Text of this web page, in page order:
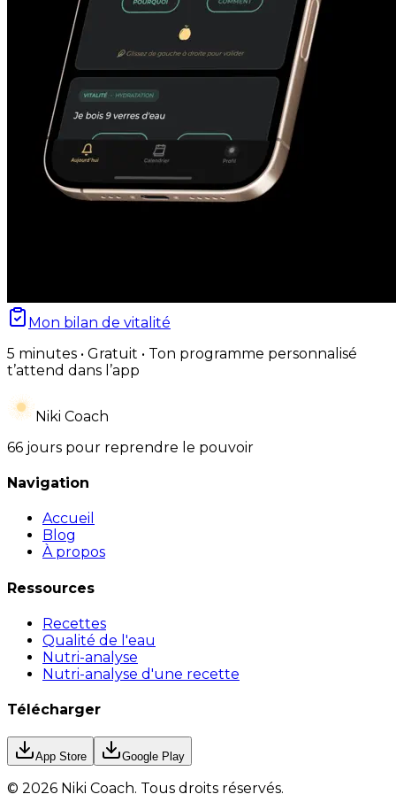
Mon bilan de vitalité
5 minutes • Gratuit • Ton programme personnalisé
t’attend dans l’app
Niki Coach
66 jours pour reprendre le pouvoir
Navigation
Accueil
Blog
À propos
Ressources
Recettes
Qualité de l'eau
Nutri-analyse
Nutri-analyse d'une recette
Télécharger
App Store Google Play
© 2026 Niki Coach. Tous droits réservés.